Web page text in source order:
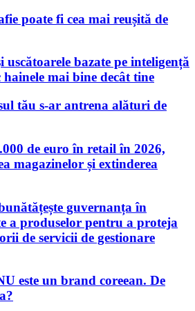
poate fi cea mai reușită de
uscătoarele bazate pe inteligență
mai bine decât tine
tău s-ar antrena alături de
de euro în retail în 2026,
magazinelor și extinderea
guvernanța în
a produselor pentru a proteja
de servicii de gestionare
este un brand coreean. De